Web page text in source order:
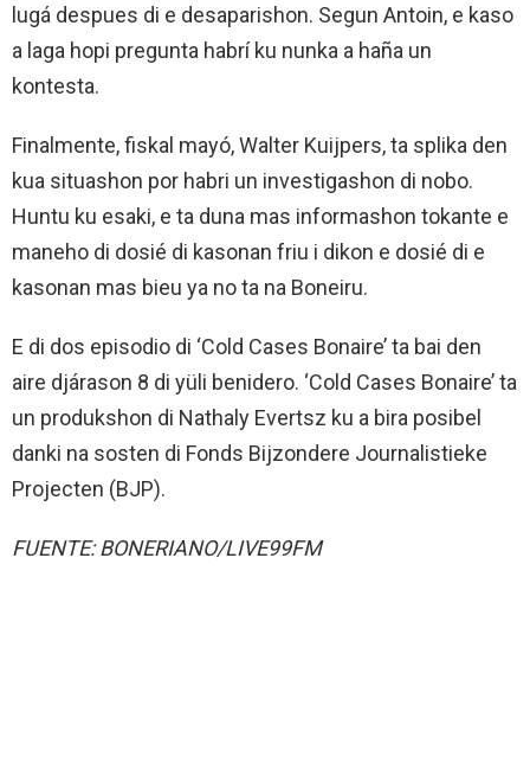
lugá despues di e desaparishon. Segun Antoin, e kaso
a laga hopi pregunta habrí ku nunka a haña un
kontesta.
Finalmente, fiskal mayó, Walter Kuijpers, ta splika den
kua situashon por habri un investigashon di nobo.
Huntu ku esaki, e ta duna mas informashon tokante e
maneho di dosié di kasonan friu i dikon e dosié di e
kasonan mas bieu ya no ta na Boneiru.
E di dos episodio di ‘Cold Cases Bonaire’ ta bai den
aire djárason 8 di yüli benidero. ‘Cold Cases Bonaire’ ta
un produkshon di Nathaly Evertsz ku a bira posibel
danki na sosten di Fonds Bijzondere Journalistieke
Projecten (BJP).
FUENTE: BONERIANO/LIVE99FM